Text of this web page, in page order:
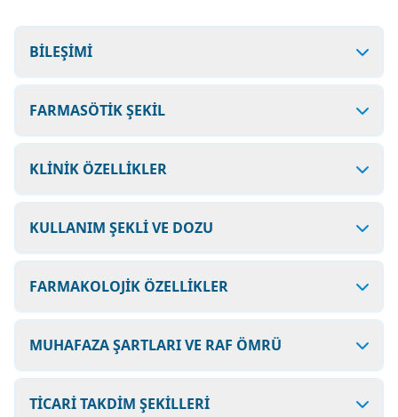
BİLEŞİMİ
FARMASÖTİK ŞEKİL
KLİNİK ÖZELLİKLER
KULLANIM ŞEKLİ VE DOZU
FARMAKOLOJİK ÖZELLİKLER
MUHAFAZA ŞARTLARI VE RAF ÖMRÜ
TİCARİ TAKDİM ŞEKİLLERİ